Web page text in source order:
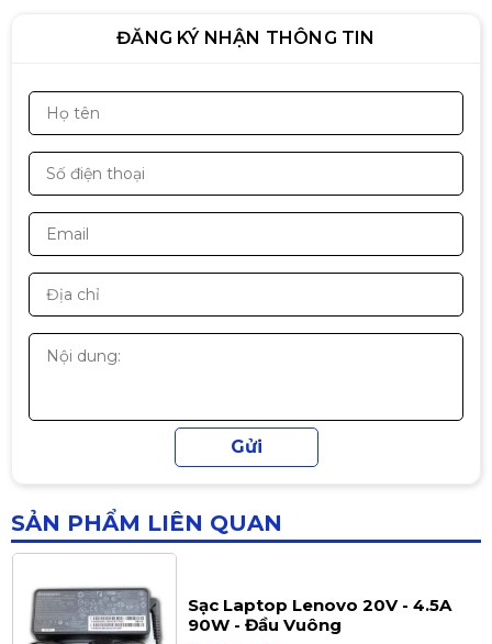
trix G531 G531G G531GD,…
ĐĂNG KÝ NHẬN THÔNG TIN
SẢN PHẨM LIÊN QUAN
Sạc dùng cho Asus 19V-4.74A -
290.000đ
Sạc Laptop Lenovo 20V 3.25A
65W 4.0 x 1.7mm - Đầu nhỏ
Sạc Laptop LENOVO 20V-4.5A-
90W Chân kim to
320.000đ
Sạc Laptop Lenovo 20V - 4.5A
90W - Đầu Vuông